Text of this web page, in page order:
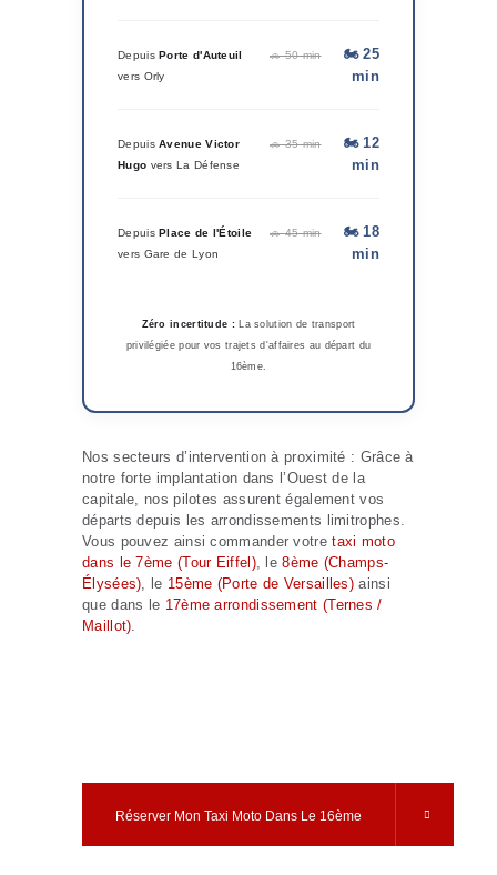
DepuisPorte d'Auteuil
vers Orly
🚗 50 min
🏍️ 25
min
DepuisAvenue Victor
Hugo vers La Défense
🚗 35 min
🏍️ 12
min
DepuisPlace de l'Étoile
vers Gare de Lyon
🚗 45 min
🏍️ 18
min
Zéro incertitude :La solution de transport
privilégiée pour vos trajets d'affaires au départ du
16ème.
Nos secteurs d’intervention à proximité : Grâce à
notre forte implantation dans l’Ouest de la
capitale, nos pilotes assurent également vos
départs depuis les arrondissements limitrophes.
Vous pouvez ainsi commander votretaxi moto
dans le 7ème (Tour Eiffel), le8ème (Champs-
Élysées), le 15ème (Porte de Versailles) ainsi
que dans le 17ème arrondissement (Ternes /
Maillot).
Réserver Mon Taxi Moto Dans Le 16ème